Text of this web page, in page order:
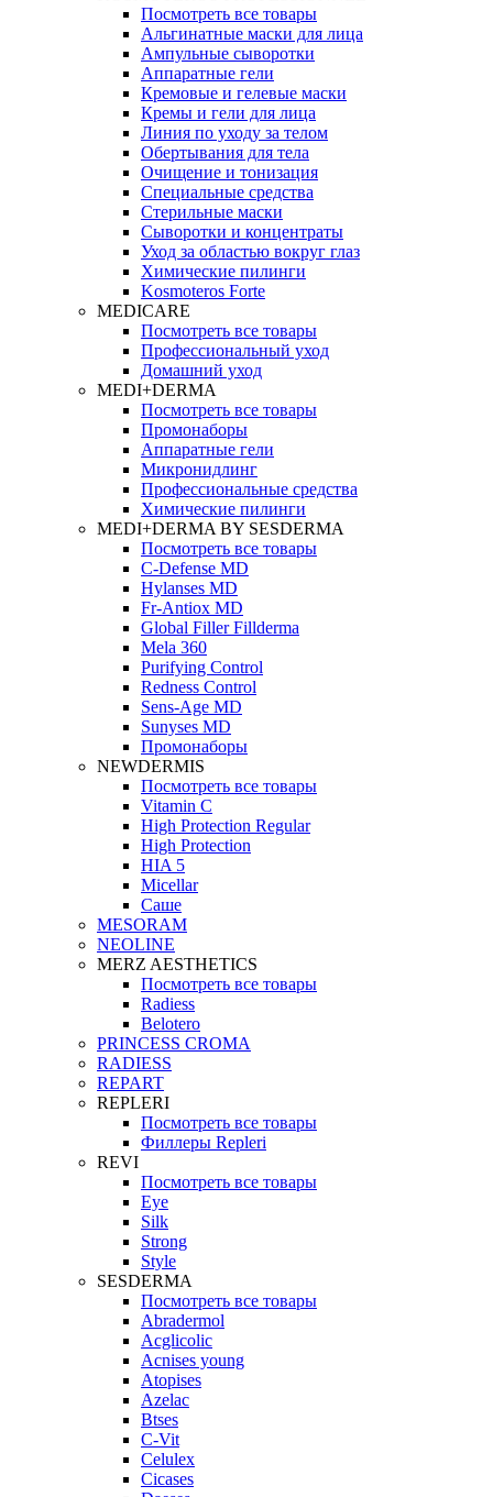
Посмотреть все товары
Альгинатные маски для лица
Ампульные сыворотки
Аппаратные гели
Кремовые и гелевые маски
Кремы и гели для лица
Линия по уходу за телом
Обертывания для тела
Очищение и тонизация
Специальные средства
Стерильные маски
Сыворотки и концентраты
Уход за областью вокруг глаз
Химические пилинги
Kosmoteros Forte
MEDICARE
Посмотреть все товары
Профессиональный уход
Домашний уход
MEDI+DERMA
Посмотреть все товары
Промонаборы
Аппаратные гели
Микронидлинг
Профессиональные средства
Химические пилинги
MEDI+DERMA BY SESDERMA
Посмотреть все товары
C-Defense MD
Hylanses MD
Fr‑Antiox MD
Global Filler Fillderma
Mela 360
Purifying Control
Redness Control
Sens-Age MD
Sunyses MD
Промонаборы
NEWDERMIS
Посмотреть все товары
Vitamin C
High Protection Regular
High Protection
HIA 5
Micellar
Саше
MESORAM
NEOLINE
MERZ AESTHETICS
Посмотреть все товары
Radiess
Belotero
PRINCESS CROMA
RADIESS
REPART
REPLERI
Посмотреть все товары
Филлеры Repleri
REVI
Посмотреть все товары
Eye
Silk
Strong
Style
SESDERMA
Посмотреть все товары
Abradermol
Acglicolic
Acnises young
Atopises
Azelac
Btses
C-Vit
Celulex
Cicases